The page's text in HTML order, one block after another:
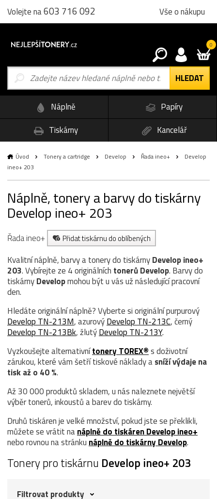
Volejte na603 716 092 Vše o nákupu
0
Náplně
Papíry
Tiskárny
Kancelář
Úvod Tonery a cartridge Develop Řada ineo+
Develop
ineo+ 203
Náplně, tonery a barvy do tiskárny
Develop ineo+ 203
Řada ineo+ Přidat tiskárnu do oblíbených
Kvalitní náplně, barvy a tonery do tiskárnyDevelop ineo+
203. Vybírejte ze 4 originálních tonerůDevelop. Barvy do
tiskárnyDevelopmohou být u vás už následující pracovní
den.
Hledáte originální náplně? Vyberte si originální purpurový
Develop TN-213M, azurovýDevelop TN-213C, černý
Develop TN-213Bk, žlutýDevelop TN-213Y.
Vyzkoušejte alternativnítonery TOREX®s doživotní
zárukou, které vám šetří tiskové náklady asníží výdaje na
tisk až o 40 %.
Až 30 000 produktů skladem, u nás naleznete největší
výběr tonerů, inkoustů a barev do tiskárny.
Druhů tiskáren je velké množství, pokud jste se překlikli,
můžete se vrátit nanáplně do tiskáren Develop ineo+
nebo rovnou na stránku náplně do tiskárny Develop.
Tonery pro tiskárnu Develop ineo+ 203
Filtrovat produkty